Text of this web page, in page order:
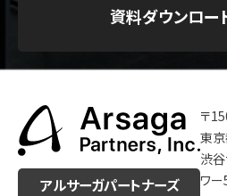
資料ダウンロー
アルサーガパートナーズ
〒
東
渋
ワ